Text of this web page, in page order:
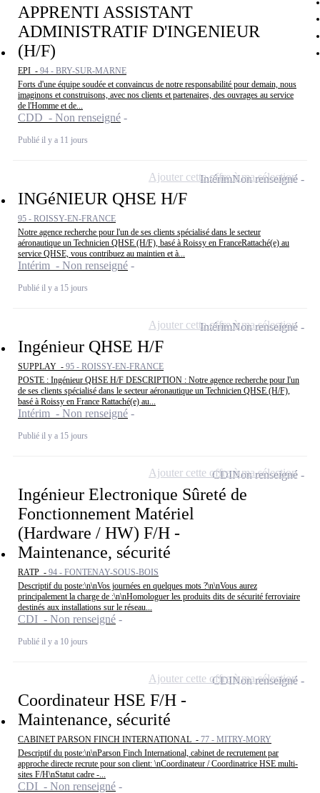
APPRENTI ASSISTANT
ADMINISTRATIF D'INGENIEUR
(H/F)
EPI - 94 - BRY-SUR-MARNE
Forts d'une équipe soudée et convaincus de notre responsabilité pour demain, nous
imaginons et construisons, avec nos clients et partenaires, des ouvrages au service
de l'Homme et de...
CDD - Non renseigné
Publié il y a 11 jours
INGéNIEUR QHSE H/F
95 - ROISSY-EN-FRANCE
Notre agence recherche pour l'un de ses clients spécialisé dans le secteur
aéronautique un Technicien QHSE (H/F), basé à Roissy en FranceRattaché(e) au
service QHSE, vous contribuez au maintien et à...
Intérim - Non renseigné
Publié il y a 15 jours
IntérimNon renseigné
Ajouter cette offre à ma sélection
Ingénieur QHSE H/F
SUPPLAY - 95 - ROISSY-EN-FRANCE
POSTE : Ingénieur QHSE H/F DESCRIPTION : Notre agence recherche pour l'un
de ses clients spécialisé dans le secteur aéronautique un Technicien QHSE (H/F),
basé à Roissy en France Rattaché(e) au...
Intérim - Non renseigné
Publié il y a 15 jours
IntérimNon renseigné
Ajouter cette offre à ma sélection
Ingénieur Electronique Sûreté de
Fonctionnement Matériel
(Hardware / HW) F/H -
Maintenance, sécurité
RATP - 94 - FONTENAY-SOUS-BOIS
Descriptif du poste:\n\nVos journées en quelques mots ?\n\nVous aurez
principalement la charge de :\n\nHomologuer les produits dits de sécurité ferroviaire
destinés aux installations sur le réseau...
CDI - Non renseigné
Publié il y a 10 jours
CDINon renseigné
Ajouter cette offre à ma sélection
Coordinateur HSE F/H -
Maintenance, sécurité
CABINET PARSON FINCH INTERNATIONAL - 77 - MITRY-MORY
Descriptif du poste:\n\nParson Finch International, cabinet de recrutement par
approche directe recrute pour son client: \nCoordinateur / Coordinatrice HSE multi-
sites F/H\nStatut cadre -...
CDI - Non renseigné
CDINon renseigné
Ajouter cette offre à ma sélection